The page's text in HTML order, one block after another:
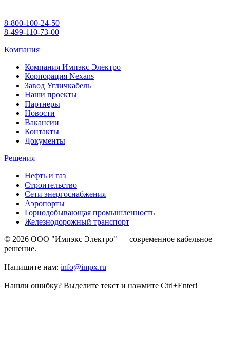
8-800-100-24-50
8-499-110-73-00
Компания
Компания Импэкс Электро
Корпорация Nexans
Завод Угличкабель
Наши проекты
Партнеры
Новости
Вакансии
Контакты
Документы
Решения
Нефть и газ
Строительство
Сети энергоснабжения
Аэропорты
Горнодобывающая промышленность
Железнодорожный транспорт
© 2026 ООО "Импэкс Электро" — современное кабельное
решение.
Напишите нам: info@impx.ru
Нашли ошибку? Выделите текст и нажмите Ctrl+Enter!